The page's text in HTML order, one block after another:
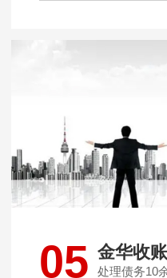
05 金华收
处理债务10